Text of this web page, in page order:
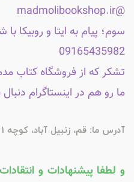
@madmolibookshop.ir
سوم؛ پیام به ایتا و روبیکا با
09165435982
تشکر که از فروشگاه کتاب
ما رو هم در اینستاگرام دنبال
آدرس ما: قم، زنبیل آباد، کوچه 1
و لطفا پیشنهادات و